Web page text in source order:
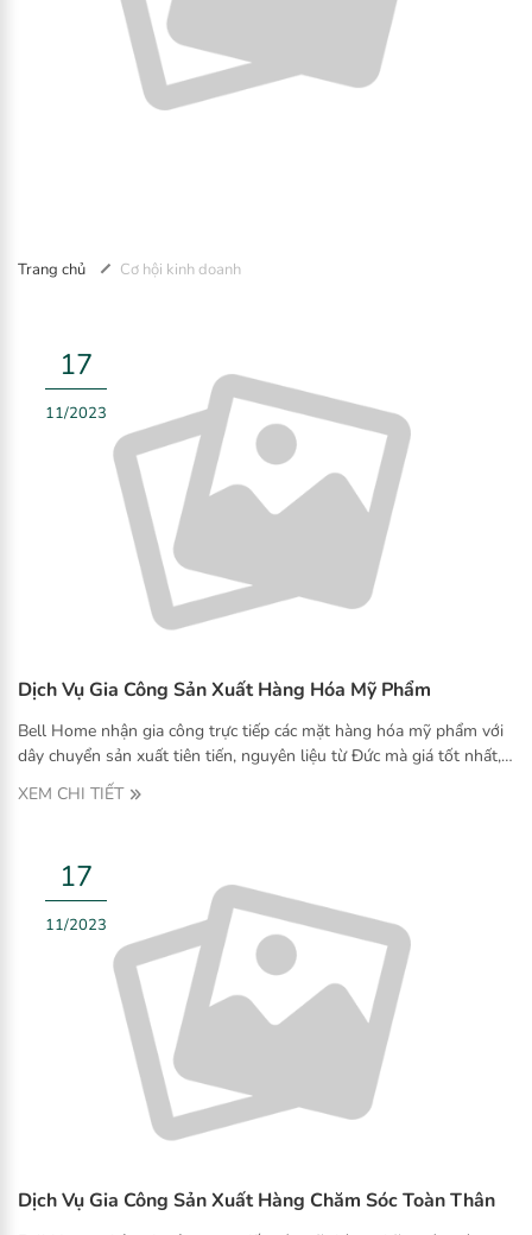
Trang chủ Cơ hội kinh doanh
17
11/2023
Dịch Vụ Gia Công Sản Xuất Hàng Hóa Mỹ Phẩm
Bell Home nhận gia công trực tiếp các mặt hàng hóa mỹ phẩm với
dây chuyển sản xuất tiên tiến, nguyên liệu từ Đức mà giá tốt nhất,
cạnh tranh nhất. Để được tư vấn chi tiết về dịch vụ gia công, vui
lòng liên hệ Hotline 0906.173.567 hoặc để lại thông tin liên hệ tại
XEM CHI TIẾT
17
11/2023
Dịch Vụ Gia Công Sản Xuất Hàng Chăm Sóc Toàn Thân